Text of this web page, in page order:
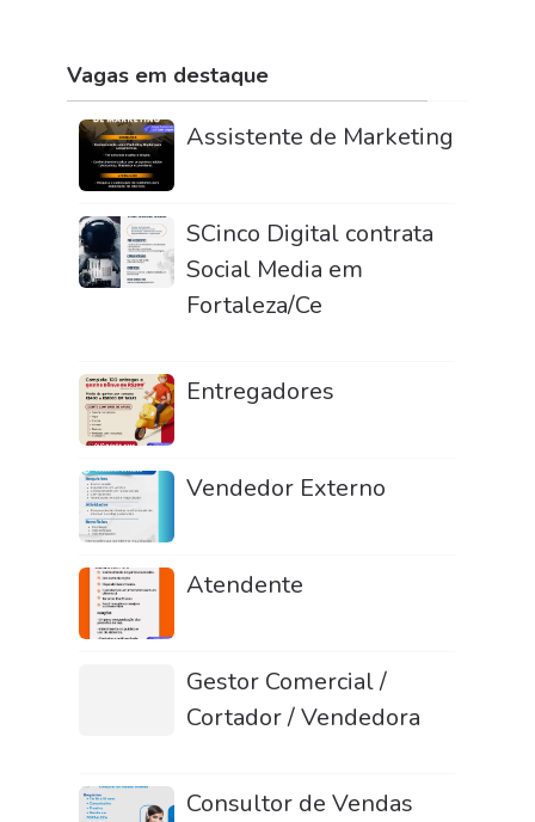
Vagas em destaque
Assistente de Marketing
SCinco Digital contrata
Social Media em
Fortaleza/Ce
Entregadores
Vendedor Externo
Atendente
Gestor Comercial /
Cortador / Vendedora
Consultor de Vendas